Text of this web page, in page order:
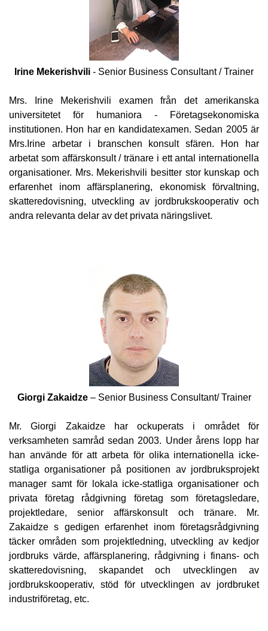
Irine Mekerishvili - Senior Business Consultant / Trainer
Mrs. Irine Mekerishvili examen från det amerikanska
universitetet för humaniora - Företagsekonomiska
institutionen. Hon har en kandidatexamen. Sedan 2005 är
Mrs.Irine arbetar i branschen konsult sfären. Hon har
arbetat som affärskonsult / tränare i ett antal internationella
organisationer. Mrs. Mekerishvili besitter stor kunskap och
erfarenhet inom affärsplanering, ekonomisk förvaltning,
skatteredovisning, utveckling av jordbrukskooperativ och
andra relevanta delar av det privata näringslivet.
Giorgi Zakaidze – Senior Business Consultant/ Trainer
Mr. Giorgi Zakaidze har ockuperats i området för
verksamheten samråd sedan 2003. Under årens lopp har
han använde för att arbeta för olika internationella icke-
statliga organisationer på positionen av jordbruksprojekt
manager samt för lokala icke-statliga organisationer och
privata företag rådgivning företag som företagsledare,
projektledare, senior affärskonsult och tränare. Mr.
Zakaidze s gedigen erfarenhet inom företagsrådgivning
täcker områden som projektledning, utveckling av kedjor
jordbruks värde, affärsplanering, rådgivning i finans- och
skatteredovisning, skapandet och utvecklingen av
jordbrukskooperativ, stöd för utvecklingen av jordbruket
industriföretag, etc.